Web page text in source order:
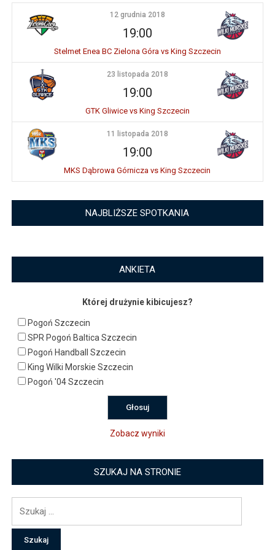
12 grudnia 2018
19:00
Stelmet Enea BC Zielona Góra vs King Szczecin
23 listopada 2018
19:00
GTK Gliwice vs King Szczecin
11 listopada 2018
19:00
MKS Dąbrowa Górnicza vs King Szczecin
NAJBLIŻSZE SPOTKANIA
ANKIETA
Której drużynie kibicujesz?
Pogoń Szczecin
SPR Pogoń Baltica Szczecin
Pogoń Handball Szczecin
King Wilki Morskie Szczecin
Pogoń '04 Szczecin
Zobacz wyniki
SZUKAJ NA STRONIE